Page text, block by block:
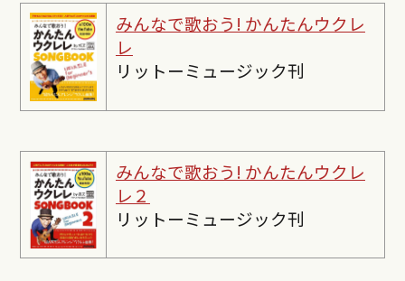
みんなで歌おう! かんたんウクレ
レ
リットーミュージック刊
みんなで歌おう! かんたんウクレ
レ２
リットーミュージック刊